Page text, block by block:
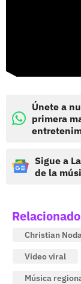
Únete a
primera
Sigue a
de la
Christian
Video viral
Música